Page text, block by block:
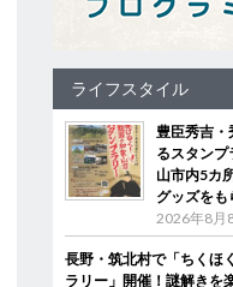
ライフスタイル
豊臣秀吉・
るスタン
山市内5カ
グッズをも
2026年8月
長野・筑北村で「ちくほ
ラリー」開催！謎解きを